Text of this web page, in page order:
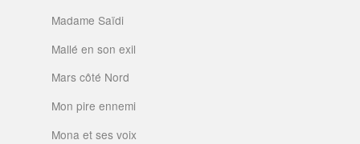
Madame Saïdi
Mallé en son exil
Mars côté Nord
Mon pire ennemi
Mona et ses voix